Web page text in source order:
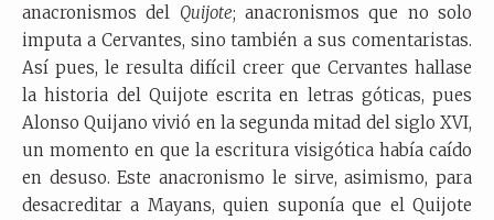
anacronismos del Quijote; anacronismos que no solo
imputa a Cervantes, sino también a sus comentaristas.
Así pues, le resulta difícil creer que Cervantes hallase
la historia del Quijote escrita en letras góticas, pues
Alonso Quijano vivió en la segunda mitad del siglo XVI,
un momento en que la escritura visigótica había caído
en desuso. Este anacronismo le sirve, asimismo, para
desacreditar a Mayans, quien suponía que el Quijote